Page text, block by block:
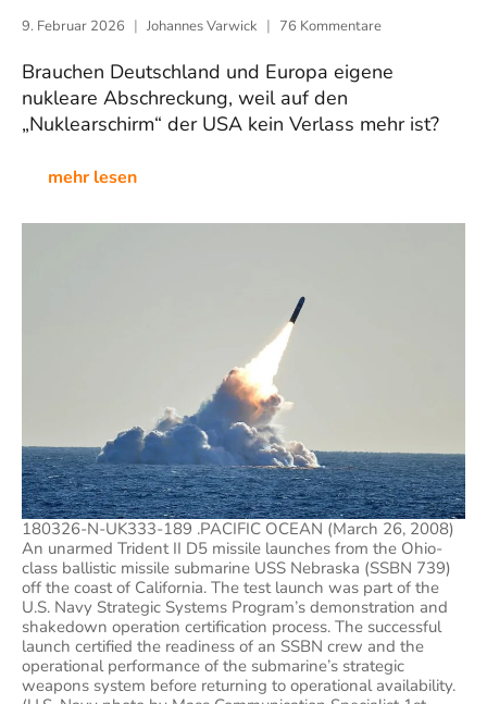
9. Februar 2026 Johannes Varwick 76 Kommentare
Brauchen Deutschland und Europa eigene
nukleare Abschreckung, weil auf den
„Nuklearschirm“ der USA kein Verlass mehr ist?
mehr lesen
180326-N-UK333-189 .PACIFIC OCEAN (March 26, 2008)
An unarmed Trident II D5 missile launches from the Ohio-
class ballistic missile submarine USS Nebraska (SSBN 739)
off the coast of California. The test launch was part of the
U.S. Navy Strategic Systems Program’s demonstration and
shakedown operation certification process. The successful
launch certified the readiness of an SSBN crew and the
operational performance of the submarine’s strategic
weapons system before returning to operational availability.